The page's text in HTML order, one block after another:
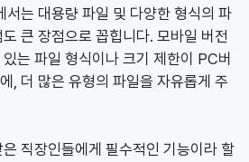
는 대용량 파일 및 다양한 형식의 파
큰 장점으로 꼽힙니다. 모바일 버전
는 파일 형식이나 크기 제한이 PC버
, 더 많은 유형의 파일을 자유롭게 주
직장인들에게 필수적인 기능이라 할